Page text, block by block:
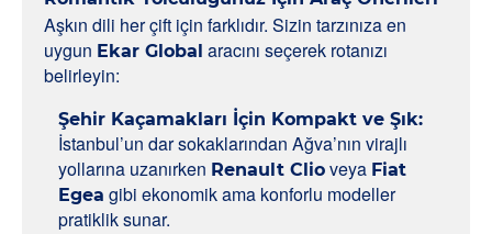
Aşkın dili her çift için farklıdır. Sizin tarzınıza en
uygun Ekar Global aracını seçerek rotanızı
belirleyin:
Şehir Kaçamakları İçin Kompakt ve Şık:
İstanbul’un dar sokaklarından Ağva’nın virajlı
yollarına uzanırken Renault Clioveya Fiat
Egea gibi ekonomik ama konforlu modeller
pratiklik sunar.